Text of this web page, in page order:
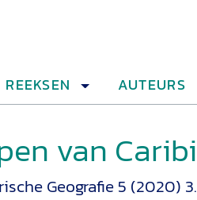
REEKSEN AUTEURS
van
Geografie 5 (2020) 3.